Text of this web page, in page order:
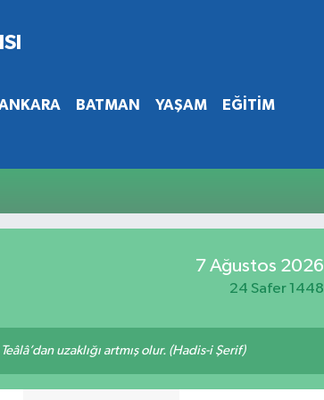
BATMAN YAŞAM EĞİTİM
7 Ağustos 2026
24 Safer 1448
uzaklığı artmış olur. (Hadis-i Şerif)